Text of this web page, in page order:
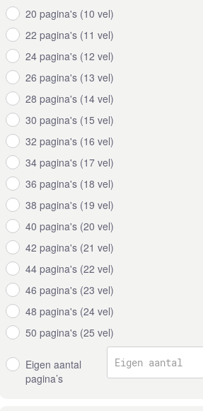
20 pagina's (10 vel)
22 pagina's (11 vel)
24 pagina's (12 vel)
26 pagina's (13 vel)
28 pagina's (14 vel)
30 pagina's (15 vel)
32 pagina's (16 vel)
34 pagina's (17 vel)
36 pagina's (18 vel)
38 pagina's (19 vel)
40 pagina's (20 vel)
42 pagina's (21 vel)
44 pagina's (22 vel)
46 pagina's (23 vel)
48 pagina's (24 vel)
50 pagina's (25 vel)
Eigen aantal
pagina’s